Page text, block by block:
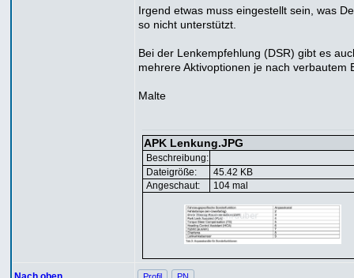
Irgend etwas muss eingestellt sein, was
so nicht unterstützt.
Bei der Lenkempfehlung (DSR) gibt es
mehrere Aktivoptionen je nach verbautem
Malte
APK Lenkung.JPG
Beschreibung:
Dateigröße:
45.42 KB
Angeschaut:
104 mal